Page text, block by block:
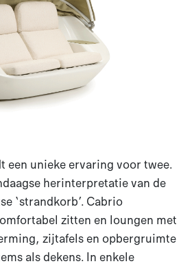
een unieke ervaring voor twee.
herinterpretatie van de
‘strandkorb’. Cabrio
zitten en loungen met
zijtafels en opbergruimte
als dekens. In enkele